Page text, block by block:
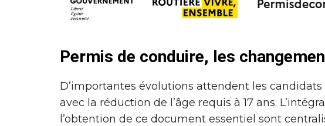
Permis de conduire, les
D’importantes évolutions attendent les
avec la réduction de l’âge requis à 17 ans.
l’obtention de ce document essentiel sont